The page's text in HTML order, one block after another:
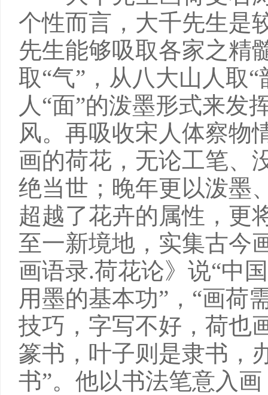
个性而言，大千先生是
先生能够吸取各家之精
取“气”，从八大山人取
人“面”的泼墨形式来发
风。再吸收宋人体察物
画的荷花，无论工笔、
绝当世；晚年更以泼墨
超越了花卉的属性，更
至一新境地，实集古今
画语录.荷花论》说“中
用墨的基本功”，“画荷
技巧，字写不好，荷也
篆书，叶子则是隶书，
书”。他以书法笔意入